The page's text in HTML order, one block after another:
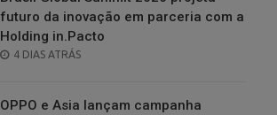
futuro da inovação em parceria com a
Holding in.Pacto
POSTED
4 DIAS ATRÁS
OPPO e Asia lançam campanha